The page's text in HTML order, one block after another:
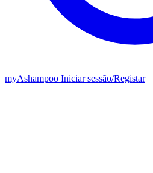
myAshampoo Iniciar sessão/Registar